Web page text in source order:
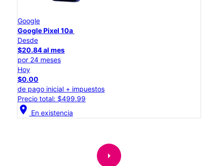
Google
Google Pixel 10a
Desde
$20.84 al mes
por 24 meses
Hoy
$0.00
de pago inicial + impuestos
Precio total: $499.99
location_on En existencia
arrow_right